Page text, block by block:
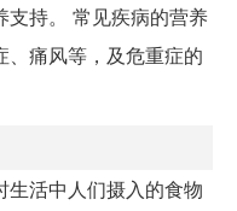
支持。 常见疾病的营养
痛风等，及危重症的
生活中人们摄入的食物